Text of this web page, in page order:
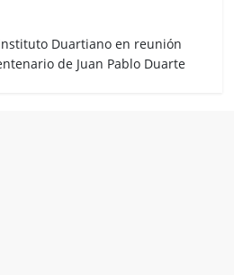
Duartiano en reunión
de Juan Pablo Duarte